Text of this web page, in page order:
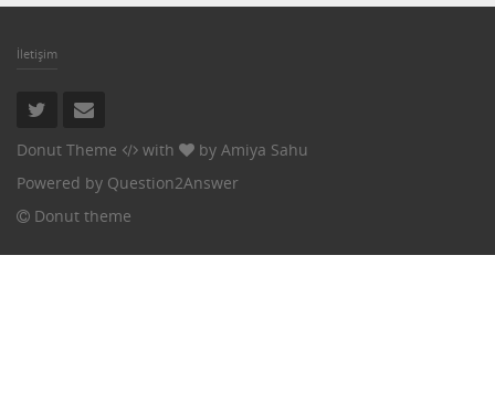
İletişim
Donut Theme with by Amiya Sahu
Powered by Question2Answer
Donut theme